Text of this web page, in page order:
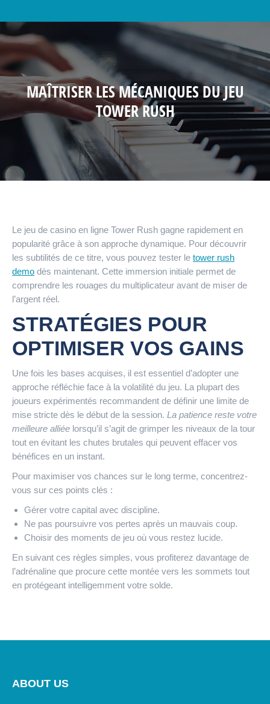
MAÎTRISER LES MÉCANIQUES DU JEU
TOWER RUSH
Le jeu de casino en ligne Tower Rush gagne rapidement en
popularité grâce à son approche dynamique. Pour découvrir
les subtilités de ce titre, vous pouvez tester le tower rush
demo dès maintenant. Cette immersion initiale permet de
comprendre les rouages du multiplicateur avant de miser de
l’argent réel.
STRATÉGIES POUR
OPTIMISER VOS GAINS
Une fois les bases acquises, il est essentiel d’adopter une
approche réfléchie face à la volatilité du jeu. La plupart des
joueurs expérimentés recommandent de définir une limite de
mise stricte dès le début de la session. La patience reste votre
meilleure alliée lorsqu’il s’agit de grimper les niveaux de la tour
tout en évitant les chutes brutales qui peuvent effacer vos
bénéfices en un instant.
Pour maximiser vos chances sur le long terme, concentrez-
vous sur ces points clés :
Gérer votre capital avec discipline.
Ne pas poursuivre vos pertes après un mauvais coup.
Choisir des moments de jeu où vous restez lucide.
En suivant ces règles simples, vous profiterez davantage de
l’adrénaline que procure cette montée vers les sommets tout
en protégeant intelligemment votre solde.
ABOUT US